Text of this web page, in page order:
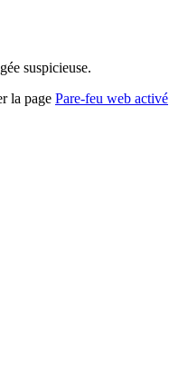
suspicieuse.
la page Pare-feu web activé